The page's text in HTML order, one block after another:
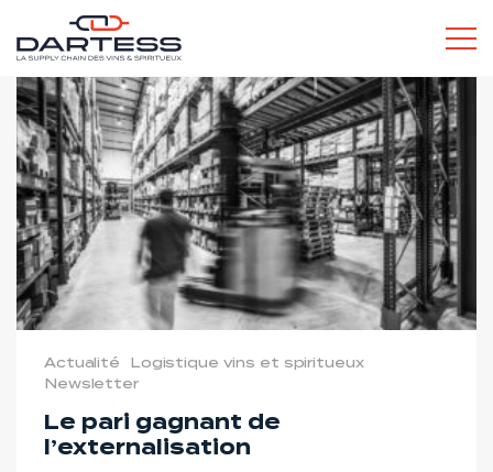
L’ESPRIT DARTESS
SERVICES POUR LES PROS
SERVICES POUR LES PARTICULIERS
Actualité
Logistique vins et spiritueux
Newsletter
Le pari gagnant de
l’externalisation